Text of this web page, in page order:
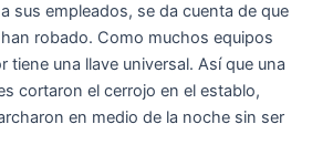
sus empleados, se da cuenta de que
robado. Como muchos equipos
tiene una llave universal. Así que una
cortaron el cerrojo en el establo,
en medio de la noche sin ser